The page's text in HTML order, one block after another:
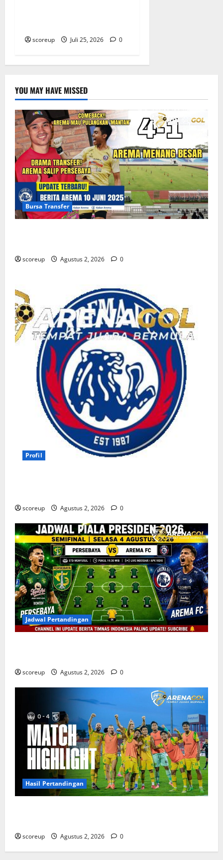
scoreup Juli 25, 2026 0
YOU MAY HAVE MISSED
Bursa Transfer
scoreup Agustus 2, 2026 0
Profil
scoreup Agustus 2, 2026 0
Jadwal Pertandingan
scoreup Agustus 2, 2026 0
Hasil Pertandingan
scoreup Agustus 2, 2026 0